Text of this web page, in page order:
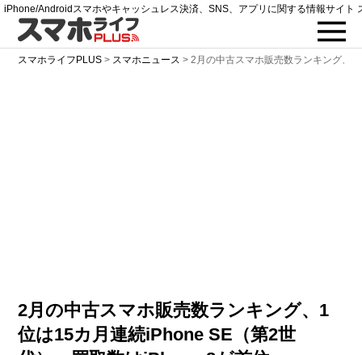
iPhone/Androidスマホやキャッシュレス決済、SNS、アプリに関する情報サイト
スマホライフPLUS > スマホニュース >2月の中古スマホ販売数ランキング、
2月の中古スマホ販売数ランキング、1
位は15カ月連続iPhone SE（第2世